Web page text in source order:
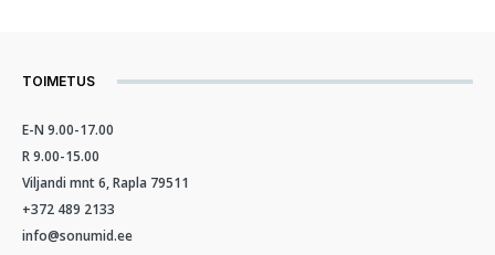
TOIMETUS
E-N 9.00-17.00
R 9.00-15.00
Viljandi mnt 6, Rapla 79511
+372 489 2133
info@sonumid.ee